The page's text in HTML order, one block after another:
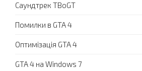
Саундтрек TBoGT
Помилки в GTA 4
Оптимізація GTA 4
GTA 4 на Windows 7